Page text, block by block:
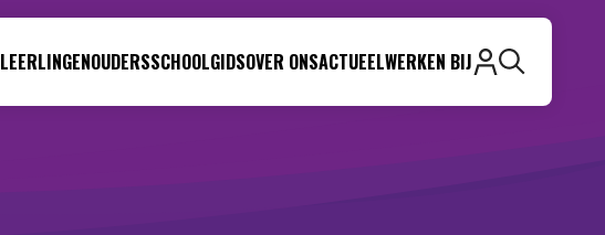
LEERLINGENOUDERSSCHOOLGIDSOVER ONSACTUEELWERKEN BIJ
Zoeken